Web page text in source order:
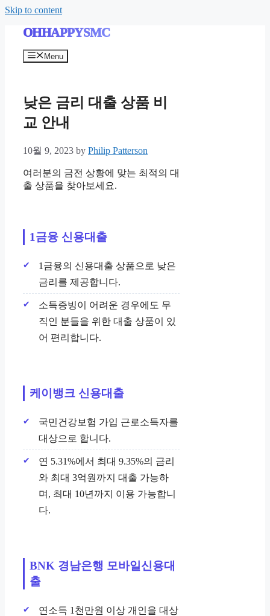
Skip to content
OHHAPPYSMC
Menu
낮은 금리 대출 상품 비
교 안내
10월 9, 2023 by Philip Patterson
여러분의 금전 상황에 맞는 최적의 대
출 상품을 찾아보세요.
1금융 신용대출
1금융의 신용대출 상품으로 낮은
금리를 제공합니다.
소득증빙이 어려운 경우에도 무
직인 분들을 위한 대출 상품이 있
어 편리합니다.
케이뱅크 신용대출
국민건강보험 가입 근로소득자를
대상으로 합니다.
연 5.31%에서 최대 9.35%의 금리
와 최대 3억원까지 대출 가능하
며, 최대 10년까지 이용 가능합니
다.
BNK 경남은행 모바일신용대
출
연소득 1천만원 이상 개인을 대상